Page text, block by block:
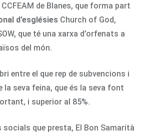
de Blanes, que forma part
d’esglésies Church of God,
que té una xarxa d’orfenats a
del món.
entre el que rep de subvencions i
la seva feina, que és la seva font
i superior al 85%.
que presta, El Bon Samarità